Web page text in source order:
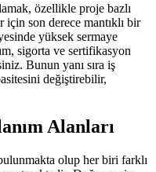
özellikle proje bazlı
son derece mantıklı bir
yüksek sermaye
sigorta ve sertifikasyon
Bunun yanı sıra iş
değiştirebilir,
Alanları
olup her biri farklı